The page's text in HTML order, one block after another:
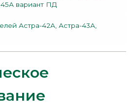
вариант ПД
Астра-42А, Астра-43А,